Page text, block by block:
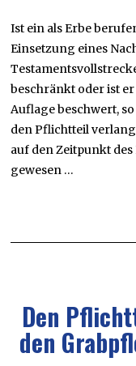
Ist ein als Erbe
Einsetzung eines
beschränkt oder ist
Auflage beschwert,
den Pflichtteil
auf den Zeitpunkt
gewesen …
Den
den